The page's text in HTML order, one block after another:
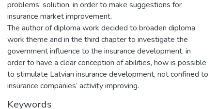
problems’ solution, in order to make suggestions for
insurance market improvement.
The author of diploma work decided to broaden diploma
work theme and in the third chapter to investigate the
government influence to the insurance development, in
order to have a clear conception of abilities, how is possible
to stimulate Latvian insurance development, not confined to
insurance companies’ activity improving.
Keywords